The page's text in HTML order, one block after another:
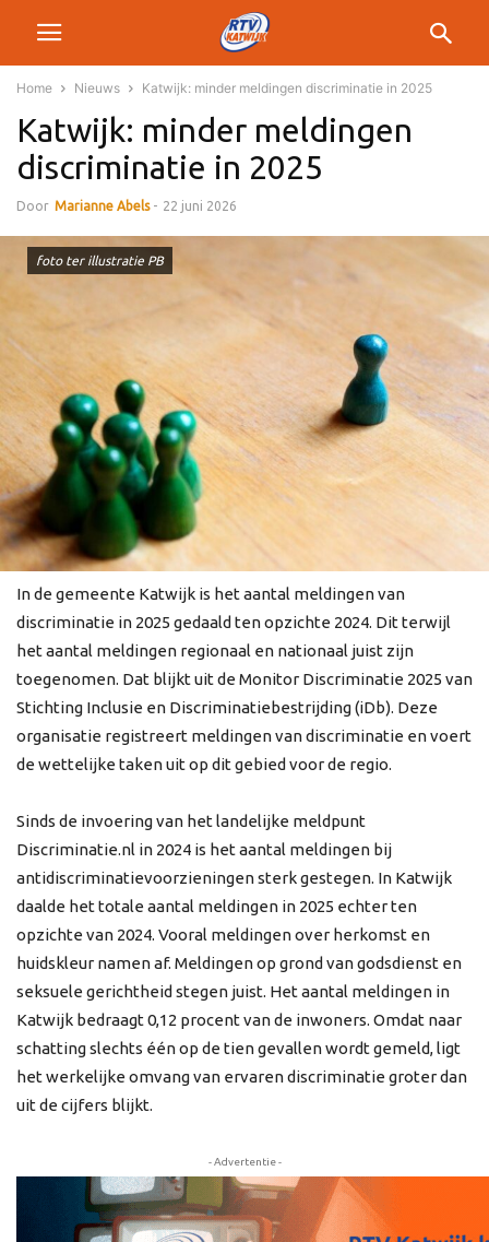
Home Nieuws Katwijk: minder meldingen discriminatie in 2025
Katwijk: minder meldingen
discriminatie in 2025
Door Marianne Abels - 22 juni 2026
foto ter illustratie PB
In de gemeente Katwijk is het aantal meldingen van
discriminatie in 2025 gedaald ten opzichte 2024. Dit terwijl
het aantal meldingen regionaal en nationaal juist zijn
toegenomen. Dat blijkt uit de Monitor Discriminatie 2025 van
Stichting Inclusie en Discriminatiebestrijding (iDb). Deze
organisatie registreert meldingen van discriminatie en voert
de wettelijke taken uit op dit gebied voor de regio.
Sinds de invoering van het landelijke meldpunt
Discriminatie.nl in 2024 is het aantal meldingen bij
antidiscriminatievoorzieningen sterk gestegen. In Katwijk
daalde het totale aantal meldingen in 2025 echter ten
opzichte van 2024. Vooral meldingen over herkomst en
huidskleur namen af. Meldingen op grond van godsdienst en
seksuele gerichtheid stegen juist. Het aantal meldingen in
Katwijk bedraagt 0,12 procent van de inwoners. Omdat naar
schatting slechts één op de tien gevallen wordt gemeld, ligt
het werkelijke omvang van ervaren discriminatie groter dan
uit de cijfers blijkt.
- Advertentie -